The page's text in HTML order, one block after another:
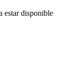
estar disponible